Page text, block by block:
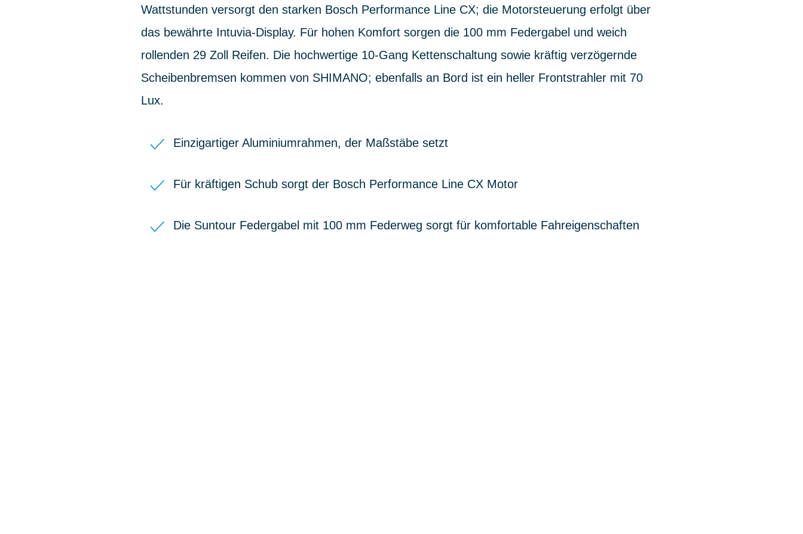
Wattstunden versorgt den starken Bosch Performance Line CX; die Motorsteuerung erfolgt über
das bewährte Intuvia-Display. Für hohen Komfort sorgen die 100 mm Federgabel und weich
rollenden 29 Zoll Reifen. Die hochwertige 10-Gang Kettenschaltung sowie kräftig verzögernde
Scheibenbremsen kommen von SHIMANO; ebenfalls an Bord ist ein heller Frontstrahler mit 70
Lux.
Einzigartiger Aluminiumrahmen, der Maßstäbe setzt
Für kräftigen Schub sorgt der Bosch Performance Line CX Motor
Die Suntour Federgabel mit 100 mm Federweg sorgt für komfortable Fahreigenschaften